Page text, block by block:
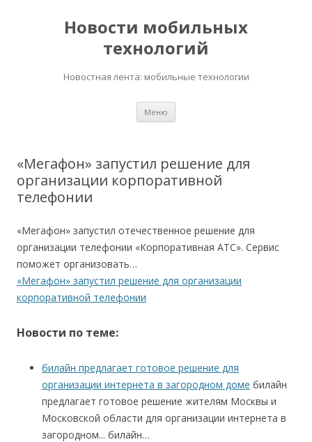
Новости мобильных
технологий
Новостная лента: мобильные технологии
Меню
«Мегафон» запустил решение для
организации корпоративной
телефонии
«Мегафон» запустил отечественное решение для
организации телефонии «Корпоративная АТС». Сервис
поможет организовать…
«Мегафон» запустил решение для организации
корпоративной телефонии
Новости по теме:
билайн предлагает готовое решение для
организации интернета в загородном доме билайн
предлагает готовое решение жителям Москвы и
Московской области для организации интернета в
загородном... билайн…